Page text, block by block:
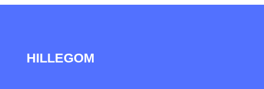
HILLEGOM